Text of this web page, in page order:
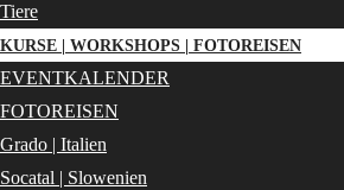
Tiere
KURSE | WORKSHOPS | FOTOREISEN
EVENTKALENDER
FOTOREISEN
Grado | Italien
Socatal | Slowenien